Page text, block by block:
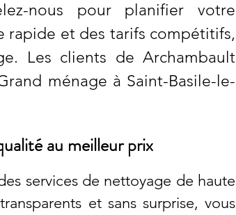
nous pour planifier votre
rapide et des tarifs compétitifs,
Les clients de Archambault
ménage à Saint-Basile-le-
au meilleur prix
services de nettoyage de haute
et sans surprise, vous